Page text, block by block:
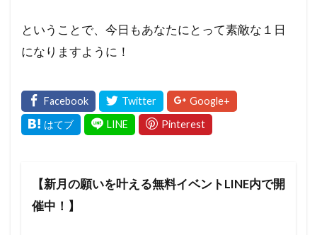
ということで、今日もあなたにとって素敵な１日
になりますように！
【新月の願いを叶える無料イベントLINE内で開
催中！】